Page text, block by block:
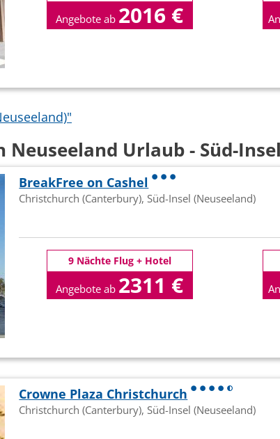
Angebote ab 2016 €
Urlaub - Süd-Insel
BreakFree on Cashel
Christchurch (Canterbury), Süd-Insel (Neuseeland)
9 Nächte Flug + Hotel
Angebote ab 2311 €
Crowne Plaza Christchurch
Christchurch (Canterbury), Süd-Insel (Neuseeland)